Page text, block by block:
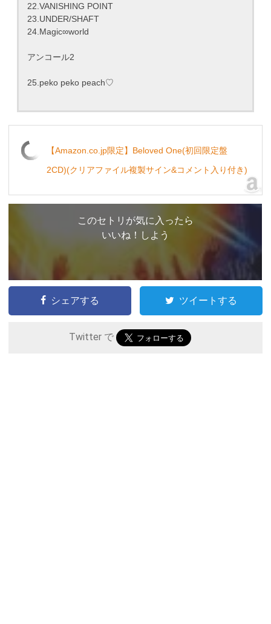
22.VANISHING POINT
23.UNDER/SHAFT
24.Magic∞world
アンコール2
25.peko peko peach♡
【Amazon.co.jp限定】Beloved One(初回限定盤
2CD)(クリアファイル複製サイン&コメント入り付き)
このセトリが気に入ったら
いいね！しよう
シェアする ツイートする
Twitter で